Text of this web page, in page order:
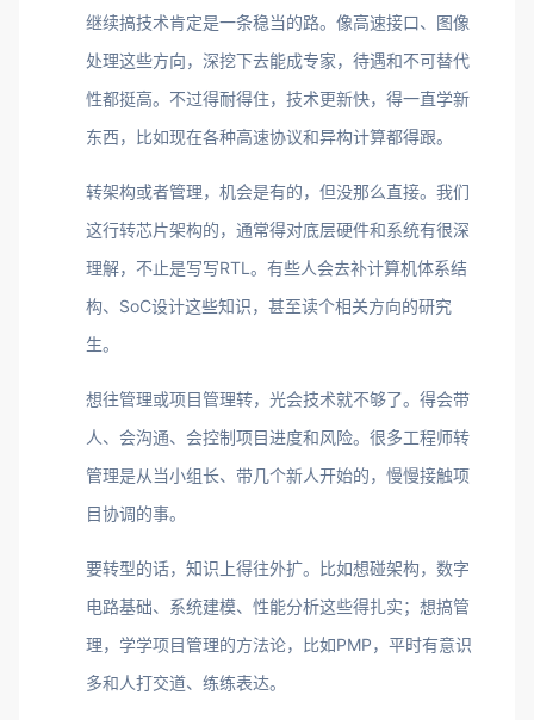
继续搞技术肯定是一条稳当的路。像高速接口、图像
处理这些方向，深挖下去能成专家，待遇和不可替代
性都挺高。不过得耐得住，技术更新快，得一直学新
东西，比如现在各种高速协议和异构计算都得跟。
转架构或者管理，机会是有的，但没那么直接。我们
这行转芯片架构的，通常得对底层硬件和系统有很深
理解，不止是写写RTL。有些人会去补计算机体系结
构、SoC设计这些知识，甚至读个相关方向的研究
生。
想往管理或项目管理转，光会技术就不够了。得会带
人、会沟通、会控制项目进度和风险。很多工程师转
管理是从当小组长、带几个新人开始的，慢慢接触项
目协调的事。
要转型的话，知识上得往外扩。比如想碰架构，数字
电路基础、系统建模、性能分析这些得扎实；想搞管
理，学学项目管理的方法论，比如PMP，平时有意识
多和人打交道、练练表达。